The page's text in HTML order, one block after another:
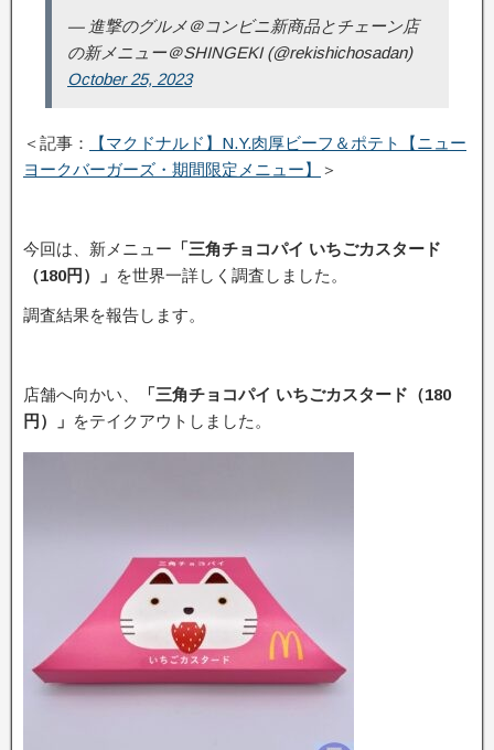
— 進撃のグルメ＠コンビニ新商品とチェーン店
の新メニュー＠SHINGEKI (@rekishichosadan)
October 25, 2023
＜記事：
【マクドナルド】N.Y.肉厚ビーフ＆ポテト【ニュー
ヨークバーガーズ・期間限定メニュー】
＞
今回は、新メニュー 「三角チョコパイ いちごカスタード
（180円）」 を世界一詳しく調査しました。
調査結果を報告します。
店舗へ向かい、
「三角チョコパイ いちごカスタード（180
円）」 をテイクアウトしました。